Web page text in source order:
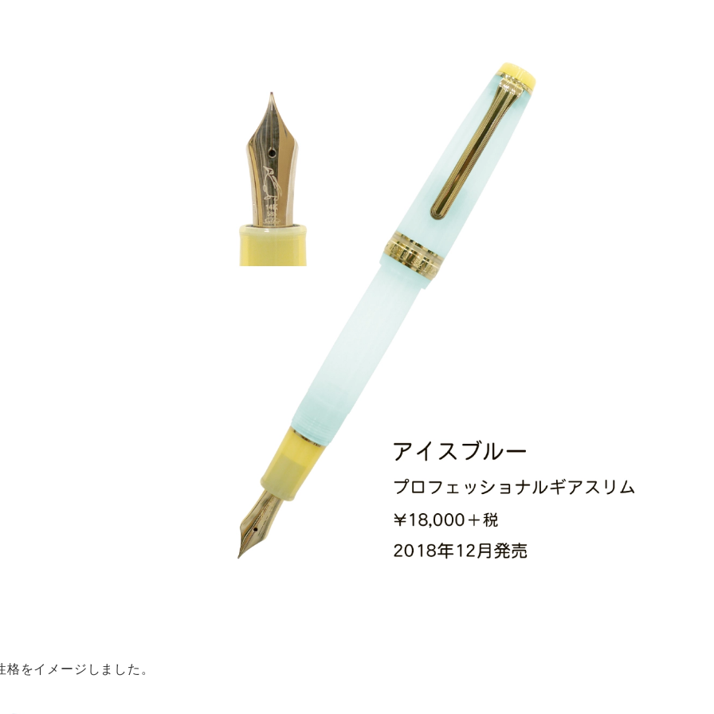
をイメージしました。